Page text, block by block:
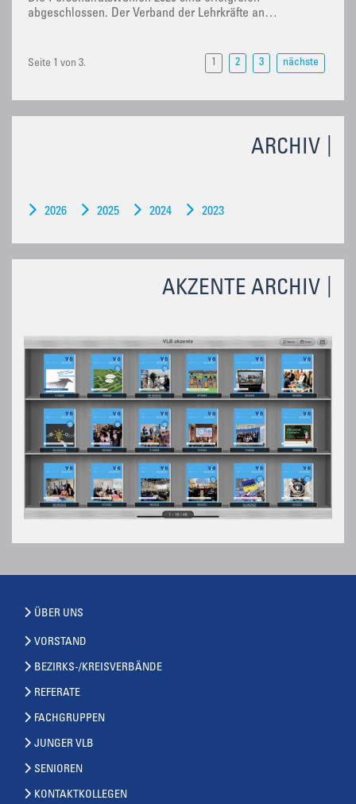
ARCHIV
2026 2025 2024 2023
AKZENTE ARCHIV
abgeschlossen. Der Verband der Lehrkräfte an…
Seite 1 von 3. 1 2 3 nächste
ÜBER UNS
VORSTAND
BEZIRKS-/KREISVERBÄNDE
REFERATE
FACHGRUPPEN
JUNGER VLB
SENIOREN
KONTAKTKOLLEGEN